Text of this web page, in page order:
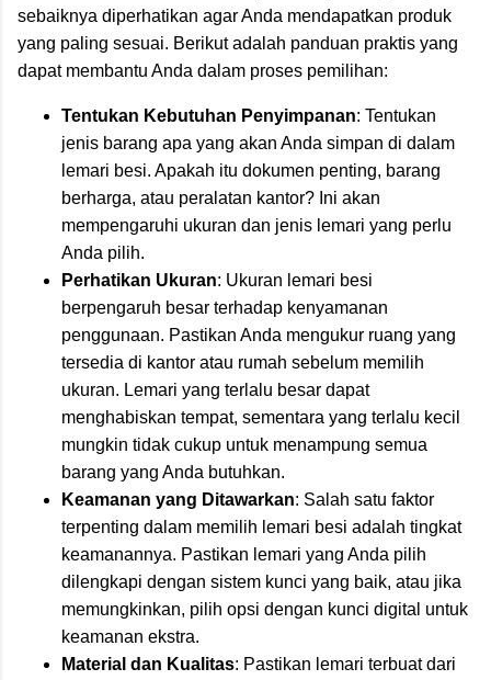
sebaiknya diperhatikan agar Anda mendapatkan produk
yang paling sesuai. Berikut adalah panduan praktis yang
dapat membantu Anda dalam proses pemilihan:
Tentukan Kebutuhan Penyimpanan: Tentukan
jenis barang apa yang akan Anda simpan di dalam
lemari besi. Apakah itu dokumen penting, barang
berharga, atau peralatan kantor? Ini akan
mempengaruhi ukuran dan jenis lemari yang perlu
Anda pilih.
Perhatikan Ukuran: Ukuran lemari besi
berpengaruh besar terhadap kenyamanan
penggunaan. Pastikan Anda mengukur ruang yang
tersedia di kantor atau rumah sebelum memilih
ukuran. Lemari yang terlalu besar dapat
menghabiskan tempat, sementara yang terlalu kecil
mungkin tidak cukup untuk menampung semua
barang yang Anda butuhkan.
Keamanan yang Ditawarkan: Salah satu faktor
terpenting dalam memilih lemari besi adalah tingkat
keamanannya. Pastikan lemari yang Anda pilih
dilengkapi dengan sistem kunci yang baik, atau jika
memungkinkan, pilih opsi dengan kunci digital untuk
keamanan ekstra.
Material dan Kualitas: Pastikan lemari terbuat dari